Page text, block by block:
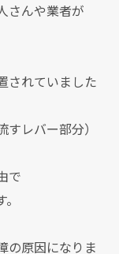
さんや業者が
されていました
レバー部分）
で
の原因になりま